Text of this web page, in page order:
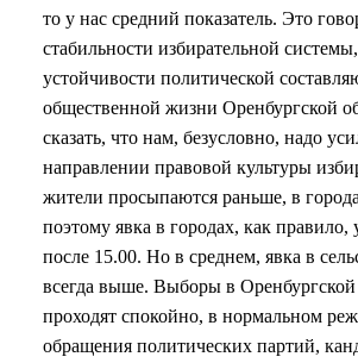
то у нас средний показатель. Это
стабильности избирательной
устойчивости политической
общественной жизни Оренбургской
сказать, что нам, безусловно, надо
направлении правовой культуры
жители просыпаются раньше, в
поэтому явка в городах, как правило,
после 15.00. Но в среднем, явка в
всегда выше. Выборы в Оренбургской
проходят спокойно, в нормальном
обращения политических партий,